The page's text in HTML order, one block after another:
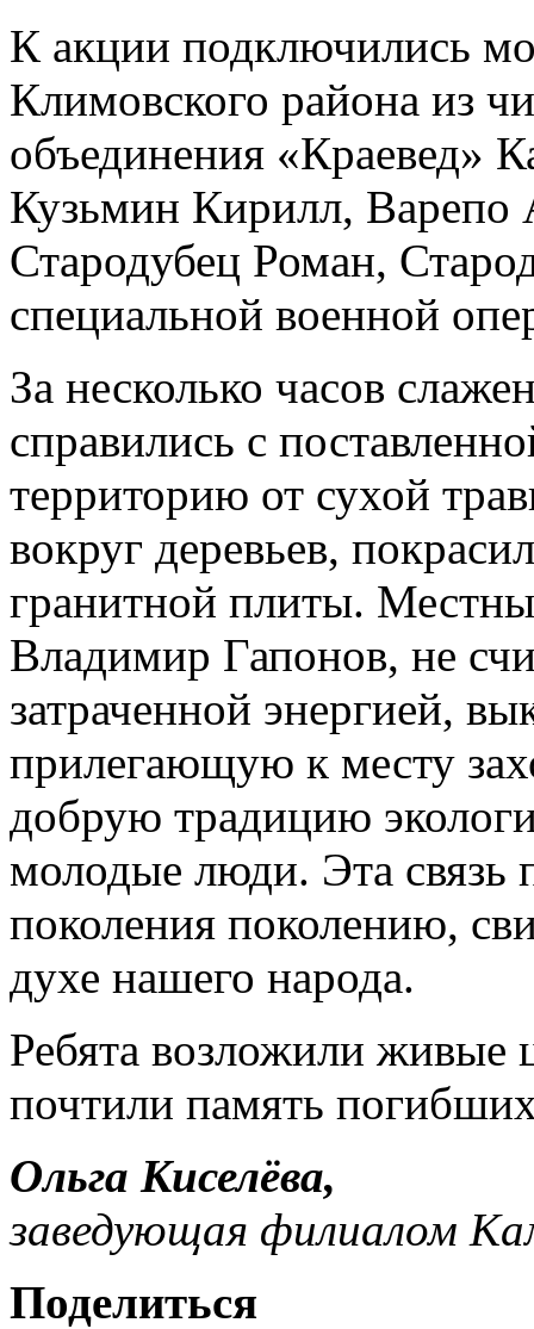
К акции подключились
Климовского района из
объединения «Краевед»
Кузьмин Кирилл,
Стародубец Роман,
специальной военной
За несколько часов
справились с
территорию от сухой
вокруг деревьев,
гранитной плиты.
Владимир Гапонов, не
затраченной энергией,
прилегающую к месту
добрую традицию
молодые люди. Эта связь
поколения поколению,
духе нашего народа.
Ребята возложили живые
почтили память
Ольга Киселёва,
заведующая филиалом
Поделиться